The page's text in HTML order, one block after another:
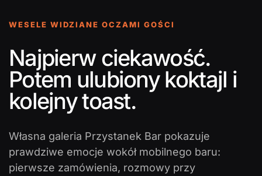
WESELE WIDZIANE OCZAMI GOŚCI
Najpierw ciekawość.
Potem ulubiony koktajl i
kolejny toast.
Własna galeria Przystanek Bar pokazuje
prawdziwe emocje wokół mobilnego baru:
pierwsze zamówienia, rozmowy przy